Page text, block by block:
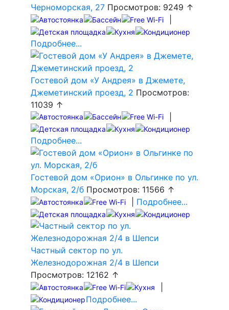
Черноморская, 27 Просмотров: 9249 ↑
Подробнее...
Гостевой дом «У Андрея» в Джемете,
Джеметинский проезд, 2 Просмотров:
11039 ↑
Подробнее...
Гостевой дом «Орион» в Ольгинке по ул.
Морская, 2/б Просмотров: 11566 ↑
Подробнее...
Частный сектор по ул.
Железнодорожная 2/4 в Шепси
Просмотров: 12162 ↑
Подробнее...